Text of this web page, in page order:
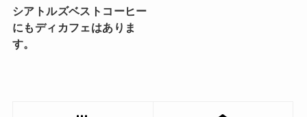
シアトルズベストコーヒー
にもディカフェはありま
す。